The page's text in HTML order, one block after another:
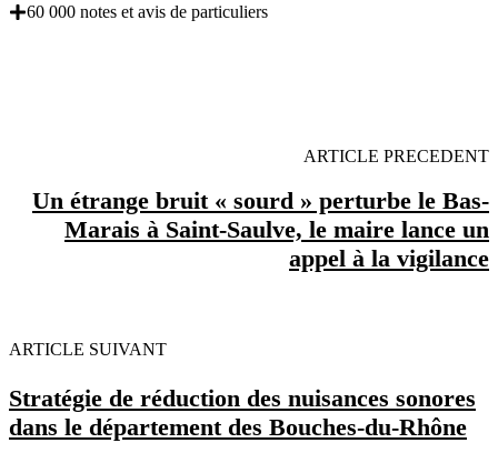
60 000 notes et avis de particuliers
ARTICLE PRECEDENT
Un étrange bruit « sourd » perturbe le Bas-
Marais à Saint-Saulve, le maire lance un
appel à la vigilance
ARTICLE SUIVANT
Stratégie de réduction des nuisances sonores
dans le département des Bouches-du-Rhône